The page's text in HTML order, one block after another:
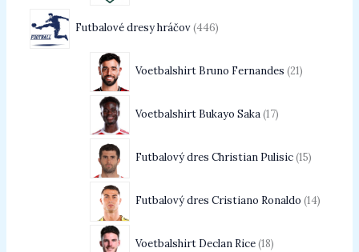
Futbalové dresy hráčov 446
Voetbalshirt Bruno Fernandes 21
Voetbalshirt Bukayo Saka 17
Futbalový dres Christian Pulisic 15
Futbalový dres Cristiano Ronaldo 14
Voetbalshirt Declan Rice 18